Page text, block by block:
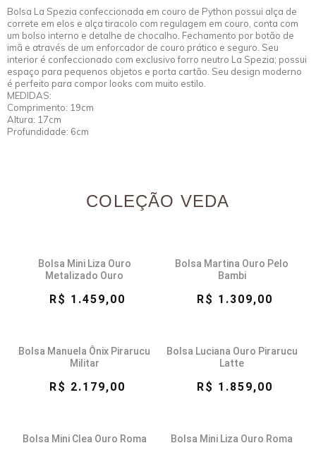
Bolsa La Spezia confeccionada em couro de Python possui alça de
correte em elos e alça tiracolo com regulagem em couro, conta com
um bolso interno e detalhe de chocalho. Fechamento por botão de
imã e através de um enforcador de couro prático e seguro. Seu
interior é confeccionado com exclusivo forro neutro La Spezia; possui
espaço para pequenos objetos e porta cartão. Seu design moderno
é perfeito para compor looks com muito estilo.
MEDIDAS:
Comprimento: 19cm
Altura: 17cm
Profundidade: 6cm
COLEÇÃO VEDA
Bolsa Mini Liza Ouro
Metalizado Ouro
R$ 1.459,00
Bolsa Martina Ouro Pelo
Bambi
R$ 1.309,00
Bolsa Manuela Ônix Pirarucu
Militar
R$ 2.179,00
Bolsa Luciana Ouro Pirarucu
Latte
R$ 1.859,00
Bolsa Mini Clea Ouro Roma
Bolsa Mini Liza Ouro Roma